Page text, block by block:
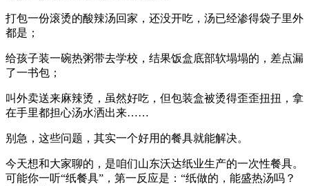
打包一份滚烫的酸辣汤回家，还没开吃，汤已经渗得袋子里外
都是；
给孩子装一碗热粥带去学校，结果饭盒底部软塌塌的，差点漏
了一书包；
叫外卖送来麻辣烫，虽然好吃，但包装盒被烫得歪歪扭扭，拿
在手里都担心汤水洒出来……
别急，这些问题，其实一个好用的餐具就能解决。
今天想和大家聊的，是咱们山东沃达纸业生产的一次性餐具。
可能你一听“纸餐具”，第一反应是：“纸做的，能盛热汤吗？